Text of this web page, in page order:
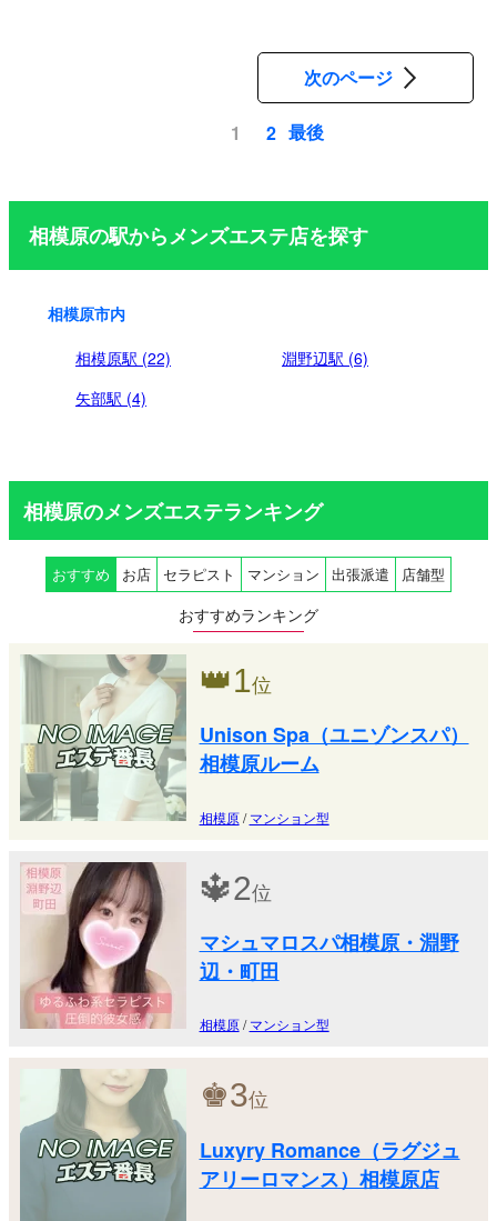
でにない深い感動をお届けいたします。 妥協のない確かな技
術と温かいホスピタリティで、お客様の心をしっかりと掴
み、極上の満足感をお約束いたします。日々を牽引するご自
身への特別なご褒美として、贅沢なひとときをぜひご体感く
ジ
1 2
次のページ
最後
相模原の駅からメンズエステ店を探す
相模原市内
相模原駅 (22)
淵野辺駅 (6)
矢部駅 (4)
相模原のメンズエステランキング
おすすめ お店 セラピスト マンション 出張派遣 店舗型
おすすめランキング
👑1位
Unison Spa（ユニゾンスパ）
相模原ルーム
相模原/マンション型
🔱2位
マシュマロスパ相模原・淵野
辺・町田
相模原/マンション型
♚3位
Luxyry Romance（ラグジュ
アリーロマンス）相模原店